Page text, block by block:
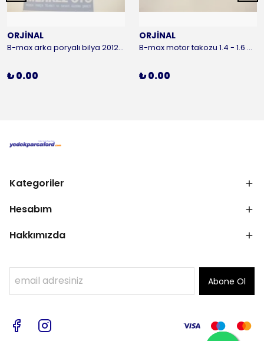
ORJİNAL
B-max arka poryalı bilya 2012-2016 ORJİNAL
₺ 0.00
ORJİNAL
B-max motor takozu 1.4 - 1.6 benzinli 2012-2016 ORJİNAL
₺ 0.00
Kategoriler
Hesabım
Hakkımızda
Abone Ol